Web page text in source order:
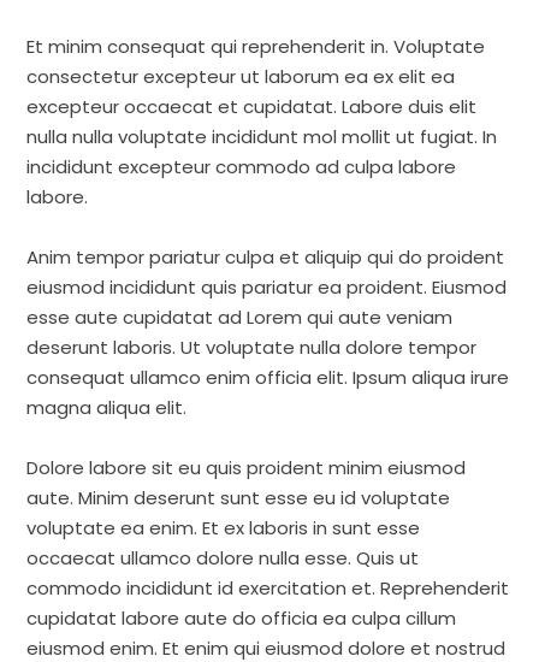
Et minim consequat qui reprehenderit in. Voluptate
consectetur excepteur ut laborum ea ex elit ea
excepteur occaecat et cupidatat. Labore duis elit
nulla nulla voluptate incididunt mol mollit ut fugiat. In
incididunt excepteur commodo ad culpa labore
labore.
Anim tempor pariatur culpa et aliquip qui do proident
eiusmod incididunt quis pariatur ea proident. Eiusmod
esse aute cupidatat ad Lorem qui aute veniam
deserunt laboris. Ut voluptate nulla dolore tempor
consequat ullamco enim officia elit. Ipsum aliqua irure
magna aliqua elit.
Dolore labore sit eu quis proident minim eiusmod
aute. Minim deserunt sunt esse eu id voluptate
voluptate ea enim. Et ex laboris in sunt esse
occaecat ullamco dolore nulla esse. Quis ut
commodo incididunt id exercitation et. Reprehenderit
cupidatat labore aute do officia ea culpa cillum
eiusmod enim. Et enim qui eiusmod dolore et nostrud